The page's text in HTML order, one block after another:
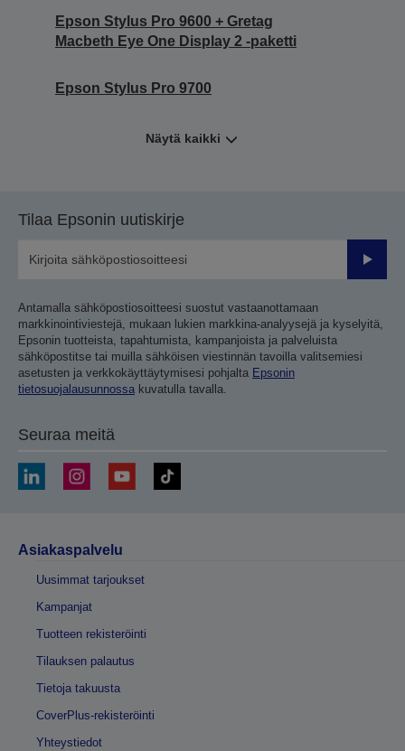
Epson Stylus Pro 9600 + Gretag
Macbeth Eye One Display 2 -paketti
Epson Stylus Pro 9700
Näytä kaikki
Tilaa Epsonin uutiskirje
Lähetä
Antamalla sähköpostiosoitteesi suostut vastaanottamaan
markkinointiviestejä, mukaan lukien markkina-analyysejä ja kyselyitä,
Epsonin tuotteista, tapahtumista, kampanjoista ja palveluista
sähköpostitse tai muilla sähköisen viestinnän tavoilla valitsemiesi
asetusten ja verkkokäyttäytymisesi pohjalta Epsonin
tietosuojalausunnossa kuvatulla tavalla.
Seuraa meitä
Asiakaspalvelu
Uusimmat tarjoukset
Kampanjat
Tuotteen rekisteröinti
Tilauksen palautus
Tietoja takuusta
CoverPlus-rekisteröinti
Yhteystiedot